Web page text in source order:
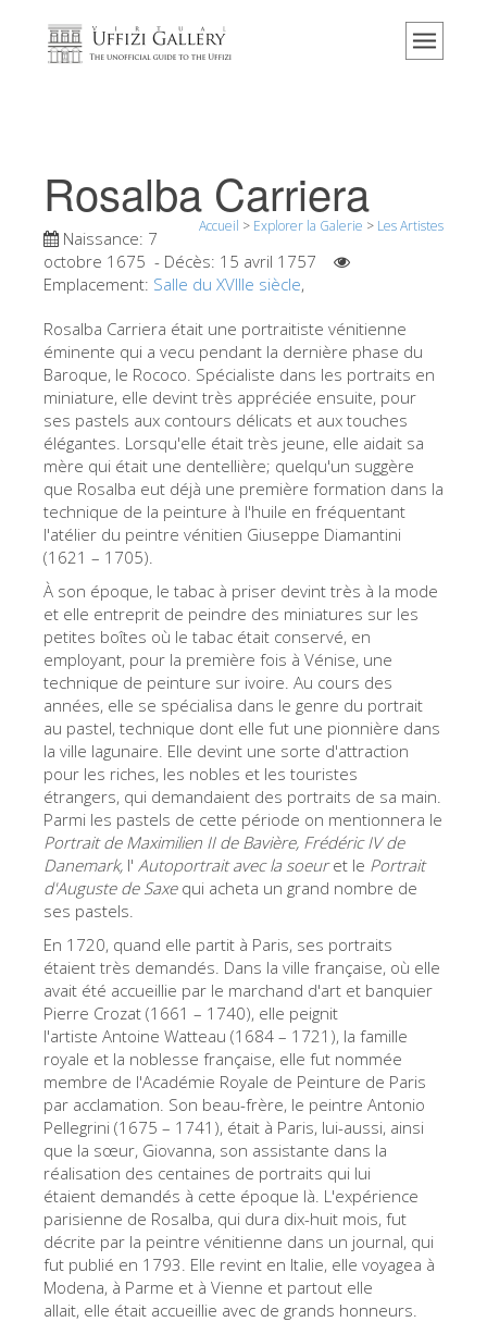
Accueil
Événements et expositions
L' avis des visiteurs
Contact
Réserver
Visite virtuelle
Les Oeuvres
Les Salles
Les Artistes
Les nouvelles salles
Les autres Musées
Le Musée national du Bargello
Galerie de l'Académie
La Galerie Palatine
Les Chapelles Médicis
Le Musée de San Marco
Musée Archéologique
Opificio delle Pietre Dure
Le Musée Galilée
Le Jardin de Boboli
La tour d'Arnolfo
Le Corridor de Vasari
Le Palazzo Vecchio
Santa Maria Novella
la Basilique de Santa Croce
Réserver
Réserver une visite guidée
Les billets coupe-file
FR
Rosalba Carriera
Accueil > Explorer la Galerie > Les Artistes
Naissance: 7
octobre 1675 - Décès: 15 avril 1757
Emplacement: Salle du XVIIIe siècle,
Rosalba Carriera était une portraitiste vénitienne
éminente qui a vecu pendant la dernière phase du
Baroque, le Rococo. Spécialiste dans les portraits en
miniature, elle devint très appréciée ensuite, pour
ses pastels aux contours délicats et aux touches
élégantes. Lorsqu'elle était très jeune, elle aidait sa
mère qui était une dentellière; quelqu'un suggère
que Rosalba eut déjà une première formation dans la
technique de la peinture à l'huile en fréquentant
l'atélier du peintre vénitien Giuseppe Diamantini
(1621 – 1705).
À son époque, le tabac à priser devint très à la mode
et elle entreprit de peindre des miniatures sur les
petites boîtes où le tabac était conservé, en
employant, pour la première fois à Vénise, une
technique de peinture sur ivoire. Au cours des
années, elle se spécialisa dans le genre du portrait
au pastel, technique dont elle fut une pionnière dans
la ville lagunaire. Elle devint une sorte d'attraction
pour les riches, les nobles et les touristes
étrangers, qui demandaient des portraits de sa main.
Parmi les pastels de cette période on mentionnera le
Portrait de Maximilien II de Bavière, Frédéric IV de
Danemark, l' Autoportrait avec la soeuret le Portrait
d'Auguste de Saxequi acheta un grand nombre de
ses pastels.
En 1720, quand elle partit à Paris, ses portraits
étaient très demandés. Dans la ville française, où elle
avait été accueillie par le marchand d'art et banquier
Pierre Crozat (1661 – 1740), elle peignit
l'artiste Antoine Watteau (1684 – 1721), la famille
royale et la noblesse française, elle fut nommée
membre de l'Académie Royale de Peinture de Paris
par acclamation. Son beau-frère, le peintre Antonio
Pellegrini (1675 – 1741), était à Paris, lui-aussi, ainsi
que la sœur, Giovanna, son assistante dans la
réalisation des centaines de portraits qui lui
étaient demandés à cette époque là. L'expérience
parisienne de Rosalba, qui dura dix-huit mois, fut
décrite par la peintre vénitienne dans un journal, qui
fut publié en 1793. Elle revint en Italie, elle voyagea à
Modena, à Parme et à Vienne et partout elle
allait, elle était accueillie avec de grands honneurs.